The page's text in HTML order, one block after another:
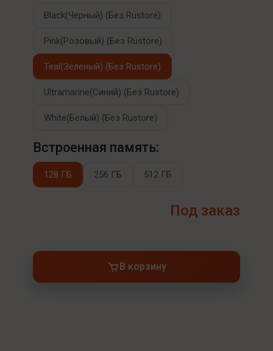
Black(Черный) (Без Rustore)
Pink(Розовый) (Без Rustore)
Teal(Зеленый) (Без Rustore)
Ultramarine(Синий) (Без Rustore)
White(Белый) (Без Rustore)
Встроенная память:
128 ГБ 256 ГБ 512 ГБ
Под заказ
В корзину